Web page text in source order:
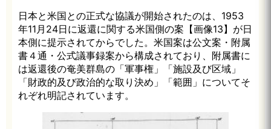
日本と米国との正式な協議が開始されたのは、1953
年11月24日に返還に関する米国側の案【画像13】が日
本側に提示されてからでした。米国案は公文案・附属
書４通・公式議事録案から構成されており、附属書に
は返還後の奄美群島の「軍事権」「施設及び区域」
「財政的及び政治的な取り決め」「範囲」についてそ
れぞれ明記されています。